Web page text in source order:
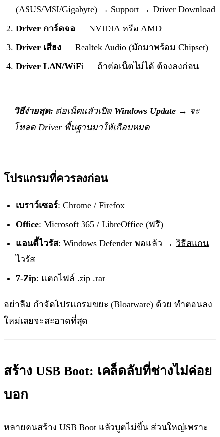
(ASUS/MSI/Gigabyte) → Support → Driver Download
Driver การ์ดจอ — NVIDIA หรือ AMD
Driver เสียง — Realtek Audio (มักมาพร้อม Chipset)
Driver LAN/WiFi — ถ้าต่อเน็ตไม่ได้ ต้องลงก่อน
วิธีง่ายสุด: ต่อเน็ตแล้วเปิด Windows Update → จะ
โหลด Driver พื้นฐานมาให้เกือบหมด
โปรแกรมที่ควรลงก่อน
เบราว์เซอร์: Chrome / Firefox
Office: Microsoft 365 / LibreOffice (ฟรี)
แอนตี้ไวรัส: Windows Defender พอแล้ว → วิธีสแกน
ไวรัส
7-Zip: แตกไฟล์ .zip .rar
อย่าลืม กำจัดโปรแกรมขยะ (Bloatware) ด้วย ทำตอนลง
ใหม่เลยจะสะอาดที่สุด
สร้าง USB Boot: เคล็ดลับที่ช่างไม่ค่อย
บอก
หลายคนสร้าง USB Boot แล้วบูตไม่ขึ้น ส่วนใหญ่เพราะ